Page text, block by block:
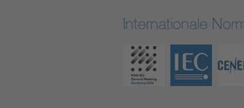
Internationale